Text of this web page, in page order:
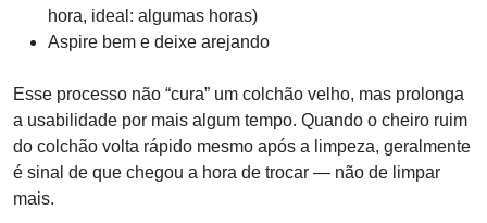
hora, ideal: algumas horas)
Aspire bem e deixe arejando
Esse processo não “cura” um colchão velho, mas prolonga
a usabilidade por mais algum tempo. Quando o cheiro ruim
do colchão volta rápido mesmo após a limpeza, geralmente
é sinal de que chegou a hora de trocar — não de limpar
mais.